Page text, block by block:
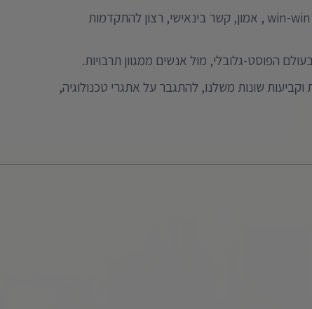
העולם הפוסט גלובלי והווירטואלי מביא עמו אתגרים מהותיים ביצירת קשרים עיסקיים כנים, אוטנטים, המבוססים על תחושת win-win , אמון, קשר בינאישי, רצון להתקדמות
הפוסט-גלובלי, מול אנשים ממגוון תרבויות.
שונות משלנו, להתגבר על אתגרי טכנולוגיה,